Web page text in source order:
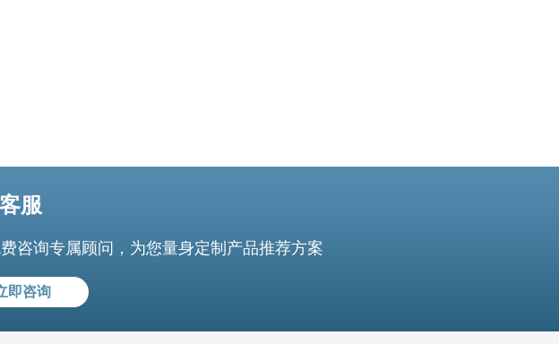
服
咨询专属顾问，为您量身定制产品推荐方案
即咨询